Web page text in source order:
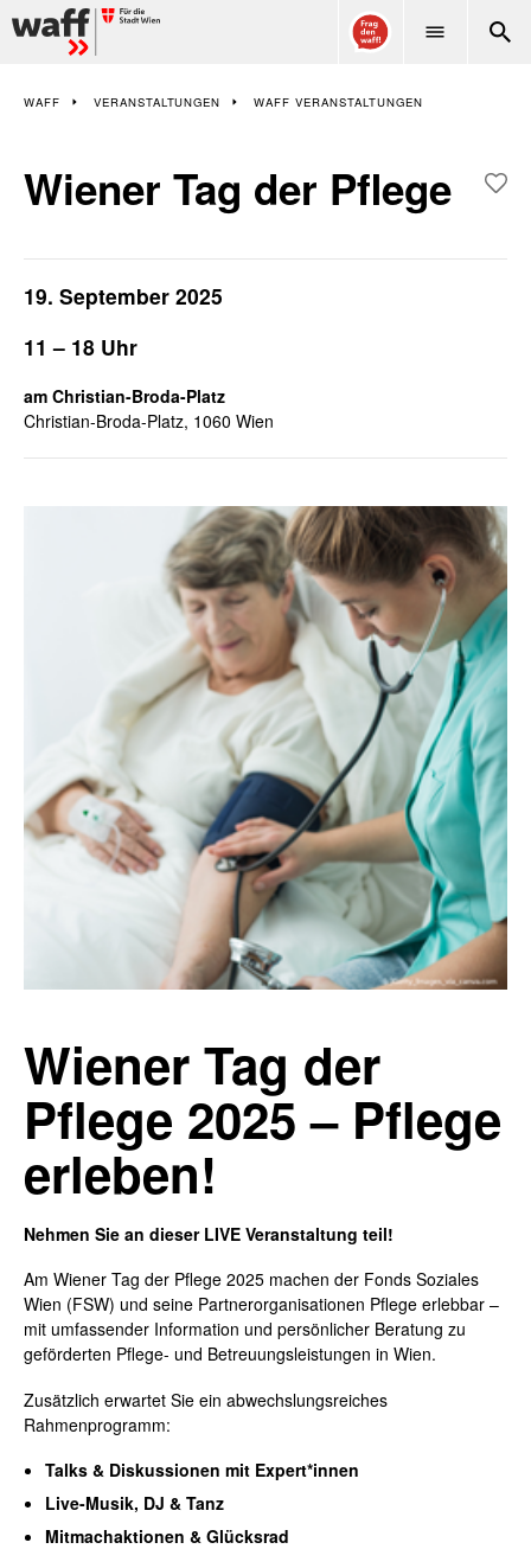
WAFF VERANSTALTUNGEN WAFF VERANSTALTUNGEN
Wiener Tag der Pflege
19. September 2025
11 – 18 Uhr
am Christian-Broda-Platz
Christian-Broda-Platz, 1060 Wien
Wiener Tag der
Pflege 2025 – Pflege
erleben!
Nehmen Sie an dieser LIVE Veranstaltung teil!
Am Wiener Tag der Pflege 2025 machen der Fonds Soziales
Wien (FSW) und seine Partnerorganisationen Pflege erlebbar –
mit umfassender Information und persönlicher Beratung zu
geförderten Pflege- und Betreuungsleistungen in Wien.
Zusätzlich erwartet Sie ein abwechslungsreiches
Rahmenprogramm:
Talks & Diskussionen mit Expert*innen
Live-Musik, DJ & Tanz
Mitmachaktionen & Glücksrad